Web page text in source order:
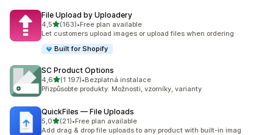
File Upload by Uploadery
4,5z 5 hvězd
(163)
Celkový počet recenzí: 163
•Free plan available
Let customers upload images or upload files when ordering
Built for Shopify
SC Product Options
4,6z 5 hvězd
(1 197)
Celkový počet recenzí: 1197
•Bezplatná instalace
Přizpůsobte produkty: Možnosti, vzorníky, varianty
QuickFiles — File Uploads
5,0z 5 hvězd
(21)
Celkový počet recenzí: 21
•Free plan available
Add drag & drop file uploads to any product with built-in imag